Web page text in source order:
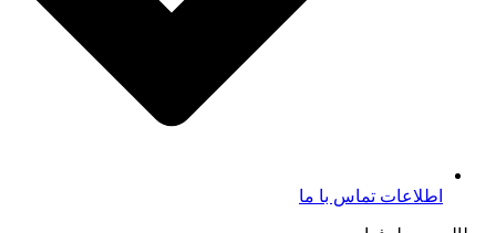
اطلاعات تماس با ما​